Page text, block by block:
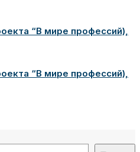
“В мире профессий),
“В мире профессий),